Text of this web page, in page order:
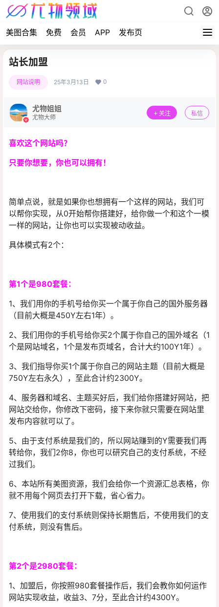
美图合集 免费 会员 APP 发布页
站长加盟
网站说明 25年3月13日 0
尤物姐姐
尤物大师
关注 私信
喜欢这个网站吗？
只要你想要，你也可以拥有！
简单点说，就是如果你也想拥有一个这样的网站，我们可
以帮你实现，从0开始帮你搭建好，给你做一个和这个一模
一样的网站，让你也可以实现被动收益。
具体模式有2个：
第1个是980套餐：
1、我们用你的手机号给你买一个属于你自己的国外服务器
（目前大概是450Y左右1年）。
2、我们用你的手机号给你买2个属于你自己的国外域名（1
个是网站域名，1个是发布页域名，合计大约100Y1年）。
3、我们指导你买1个属于你自己的网站主题（目前大概是
750Y左右永久），至此合计约2300Y。
4、服务器和域名、主题买好后，我们给你搭建好网站，把
网站交给你，你修改下密码，接下来你就只需要在网站里
发布内容就可以了。
5、由于支付系统是我们的，所以网站赚到的Y需要我们再
转给你，我们2你8，你也可以研究自己的支付系统，不经
过我们。
6、本站所有美图资源，我们会给你一个资源汇总表格，你
就不用每个网页去打开下载，省心省力。
7、使用我们的支付系统则保持长期售后，不使用我们的支
付系统，则没有售后。
第2个是2980套餐：
1、加盟后，你按照980套餐操作后，我们会教你如何运作
网站实现收益，收益3、7分，至此合计约4300Y。